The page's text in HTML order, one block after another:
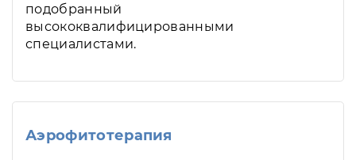
подобранный
высококвалифицированными
специалистами.
Аэрофитотерапия